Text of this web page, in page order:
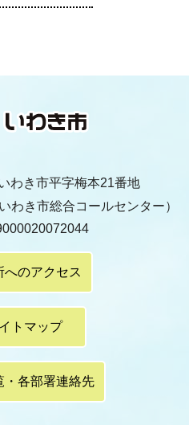
わき市平字梅本21番地
いわき市総合コールセンター）
へのアクセス
トマップ
・各部署連絡先